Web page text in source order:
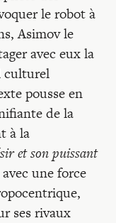
le robot à
Asimov le
avec eux la
culturel
pousse en
de la
à la
et son puissant
une force
ses rivaux